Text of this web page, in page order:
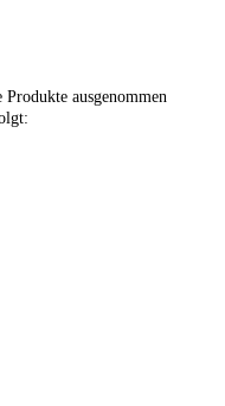
ausgenommen